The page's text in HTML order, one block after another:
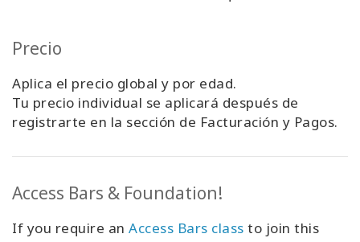
Precio
Aplica el precio global y por edad.
Tu precio individual se aplicará después de
registrarte en la sección de Facturación y Pagos.
Access Bars & Foundation!
If you require an Access Bars class to join this